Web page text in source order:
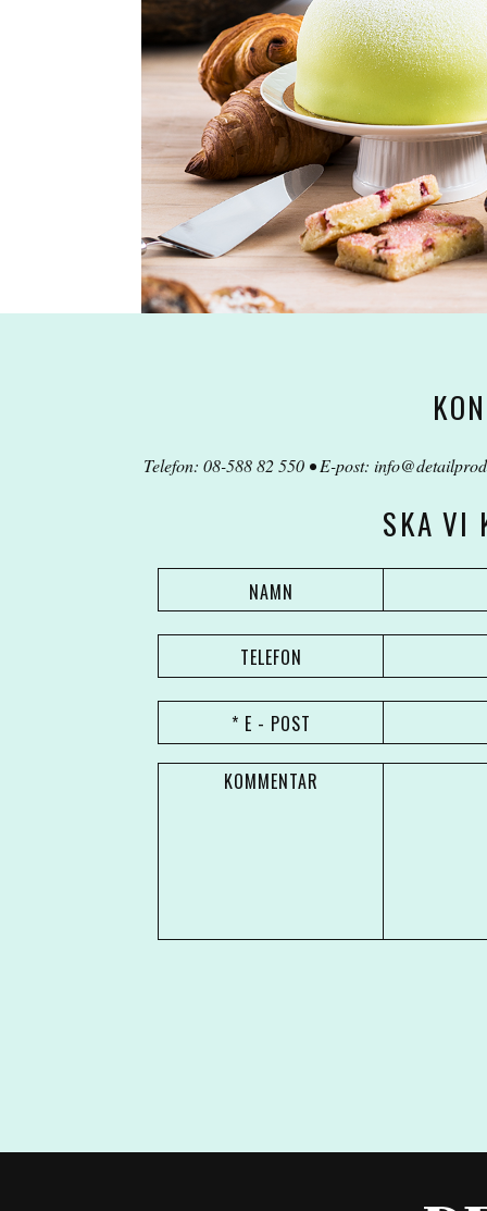
Telefon: 08-588 82 550 • E-post:
SKA VI
NAMN
TELEFON
* E - POST
KOMMENTAR